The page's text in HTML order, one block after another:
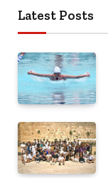
Latest Posts